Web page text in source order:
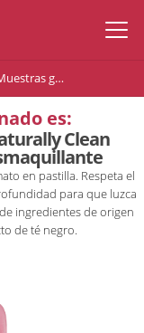
gratis de NIVEA Naturally Clean Limpiador Facial Sólido Desmaquillante
es:
Clean
en pastilla. Respeta el
para que luzca
ingredientes de origen
de té negro.